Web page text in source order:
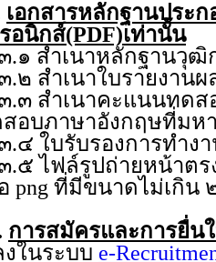
เอกสารหลักฐานประ
อนิกส์(PDF)เท่านั้น
ำเนาหลักฐานวุฒิก
ำเนาใบรายงานผ
ำเนาคะแนนทดสอ
อบภาษาอังกฤษที่มห
บรับรองการทำงา
ล์รูปถ่ายหน้าตรง ใ
png ที่มีขนาดไม่เกิน
การสมัครและการยื่น
ในระบบ e-